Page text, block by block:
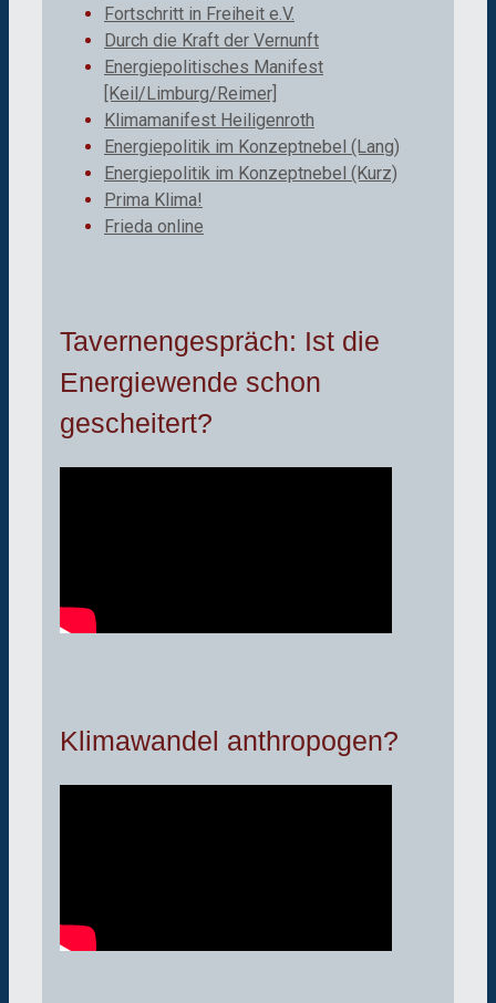
Fortschritt in Freiheit e.V.
Durch die Kraft der Vernunft
Energiepolitisches Manifest
[Keil/Limburg/Reimer]
Klimamanifest Heiligenroth
Energiepolitik im Konzeptnebel (Lang)
Energiepolitik im Konzeptnebel (Kurz)
Prima Klima!
Frieda online
Tavernengespräch: Ist die
Energiewende schon
gescheitert?
Klimawandel anthropogen?